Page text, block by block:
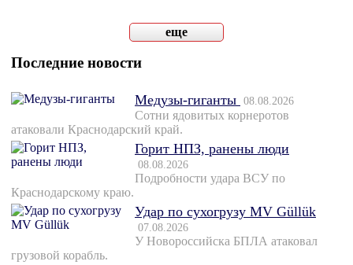
еще
Последние новости
Медузы-гиганты 08.08.2026
Сотни ядовитых корнеротов
атаковали Краснодарский край.
Горит НПЗ, ранены люди
08.08.2026
Подробности удара ВСУ по
Краснодарскому краю.
Удар по сухогрузу MV Güllük
07.08.2026
У Новороссийска БПЛА атаковал
грузовой корабль.